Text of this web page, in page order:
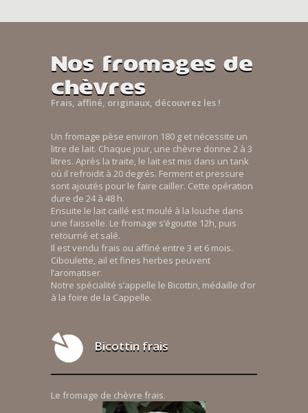
Nos fromages de
chèvres
Frais, affiné, originaux, découvrez les !
Un fromage pèse environ 180 g et nécessite un
litre de lait. Chaque jour, une chèvre donne 2 à 3
litres. Après la traite, le lait est mis dans un tank
où il refroidit à 20 degrés. Ferment et pressure
sont ajoutés pour le faire cailler. Cette opération
dure de 24 à 48 h.
Ensuite le lait caillé est moulé à la louche dans
une faisselle. Le fromage s’égoutte 12h, puis
retourné et salé.
Il est vendu frais ou affiné entre 3 et 6 mois.
Ciboulette, ail et fines herbes peuvent
l’aromatiser.
Notre spécialité s’appelle le Bicottin, médaille d’or
à la foire de la Cappelle.
Bicottin frais
Le fromage de chèvre frais.